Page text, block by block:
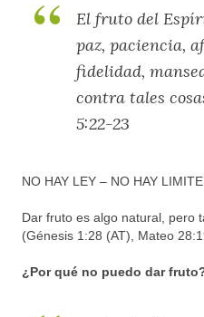
El fruto del
paz, paciencia,
fidelidad,
contra tales
5:22-23
NO HAY LEY – NO HAY
Dar fruto es algo natural, pero
(Génesis 1:28 (AT), Mateo
¿Por qué no puedo dar